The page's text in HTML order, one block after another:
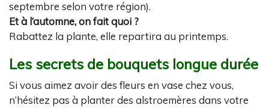
septembre selon votre région).
Et à l’automne, on fait quoi ?
Rabattez la plante, elle repartira au printemps.
Les secrets de bouquets longue durée
Si vous aimez avoir des fleurs en vase chez vous,
n’hésitez pas à planter des alstroemères dans votre